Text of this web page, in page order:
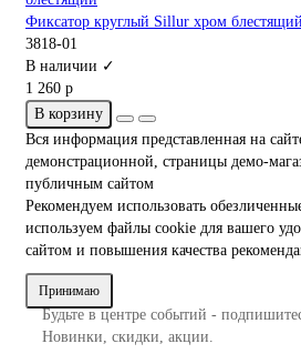
Фиксатор круглый Sillur хром блестящий
3818-01
В наличии ✓
1 260 р
В корзину
Вся информация представленная на
демонстрационной, страницы демо-
публичным сайтом
Рекомендуем использовать
используем файлы cookie для вашего
сайтом и повышения качества
Принимаю
Будьте в центре событий -
Новинки, скидки, акции.